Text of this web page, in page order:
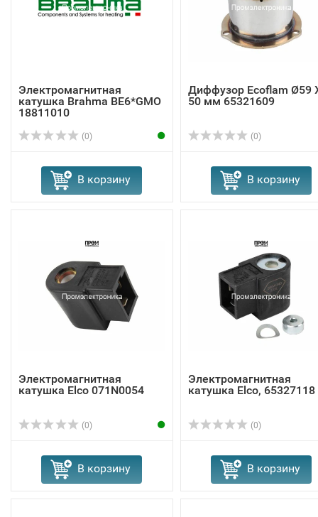
Электромагнитная
катушка Brahma BE6*GMO
18811010
(0)
В корзину
Диффузор Ecoflam Ø59
50 мм 65321609
(0)
В корзину
Электромагнитная
катушка Elco 071N0054
(0)
В корзину
Электромагнитная
катушка Elco, 65327118
(0)
В корзину